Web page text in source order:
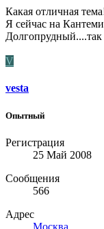
Какая отличная
Я сейчас на
V
vesta
Опытный
Регистрация
25 Май 2008
Сообщения
566
Адрес
Москва